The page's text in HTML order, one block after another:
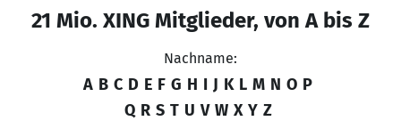
21 Mio. XING Mitglieder, von A bis Z
Nachname:
A B C D E F G H I J K L M N O P
Q R S T U V W X Y Z